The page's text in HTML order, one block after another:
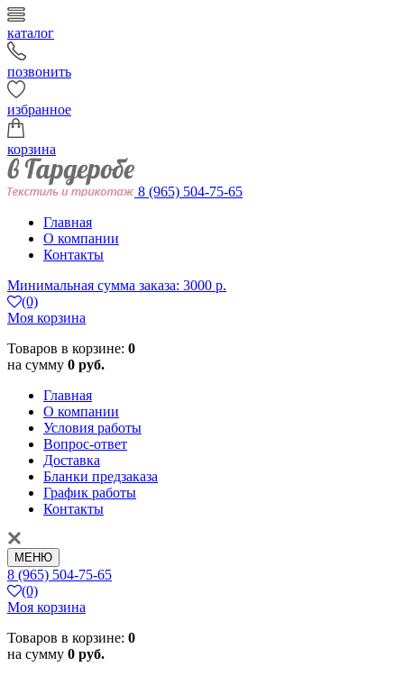
каталог
позвонить
избранное
корзина
8 (965) 504-75-65
Главная
О компании
Контакты
Минимальная сумма заказа: 3000 р.
(0)
Моя корзина
Товаров в корзине: 0
на сумму 0 руб.
Главная
О компании
Условия работы
Вопрос-ответ
Доставка
Бланки предзаказа
График работы
Контакты
МЕНЮ
8 (965) 504-75-65
(0)
Моя корзина
Товаров в корзине: 0
на сумму 0 руб.